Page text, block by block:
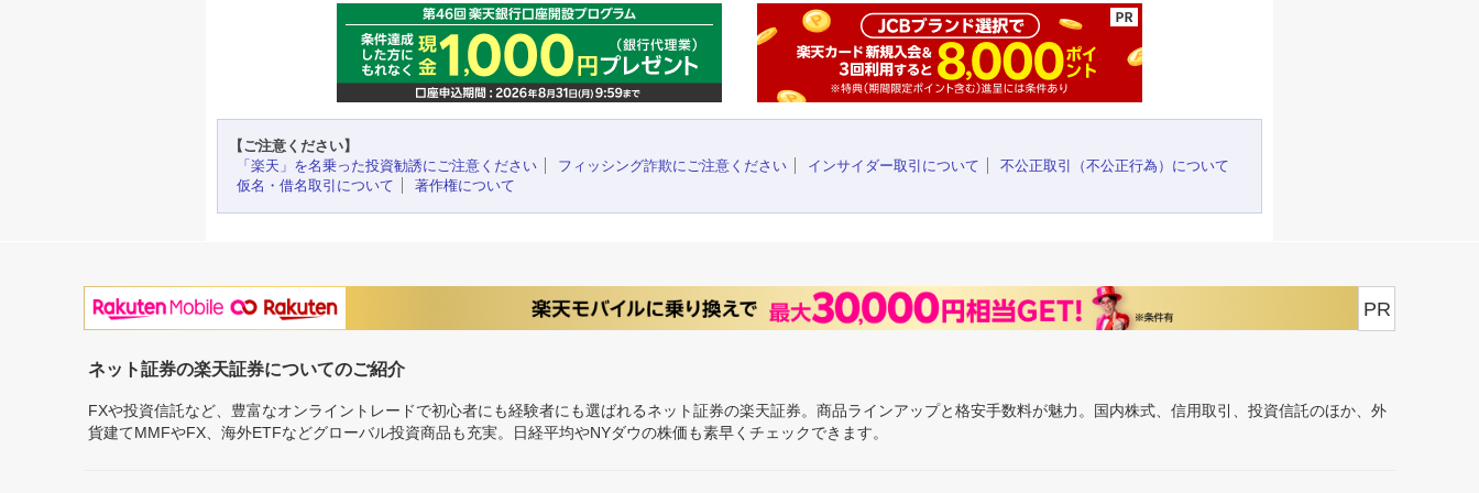
【ご注意ください】
「楽天」を名乗った投資勧誘にご注意ください
フィッシング詐欺にご注意ください インサイダー取引について
不公正取引（不公正行為）について
仮名・借名取引について
著作権について
PR
ネット証券の楽天証券についてのご紹介
FXや投資信託など、豊富なオンライントレードで初心者にも経験者にも選ばれるネット証券の楽天証券。商品ラインアップと格安手数料が魅力。国内株式、信用取引、投資信託のほか、外
貨建てMMFやFX、海外ETFなどグローバル投資商品も充実。日経平均やNYダウの株価も素早くチェックできます。